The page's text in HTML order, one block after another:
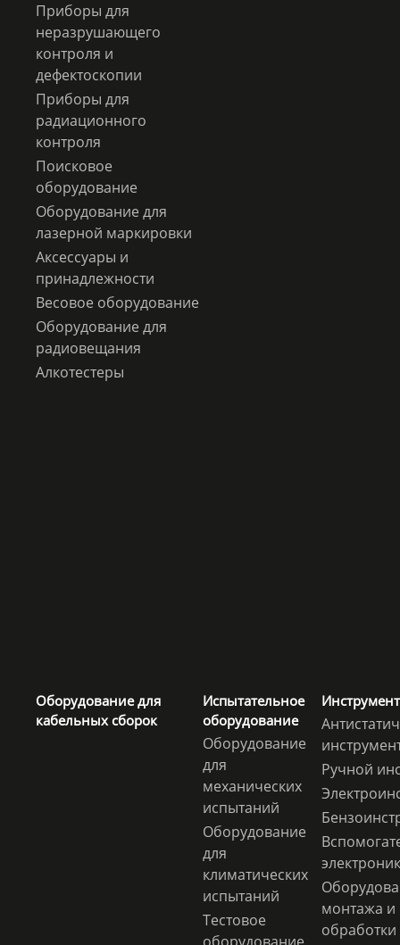
Приборы для
неразрушающего
контроля и
дефектоскопии
Приборы для
радиационного
контроля
Поисковое
оборудование
Оборудование для
лазерной маркировки
Аксессуары и
принадлежности
Весовое оборудование
Оборудование для
радиовещания
Алкотестеры
Оборудование для
кабельных сборок
Испытательное
оборудование
Оборудование
для
механических
испытаний
Оборудование
для
климатических
испытаний
Тестовое
Инструмент
Ручной
монтажа и
обработки